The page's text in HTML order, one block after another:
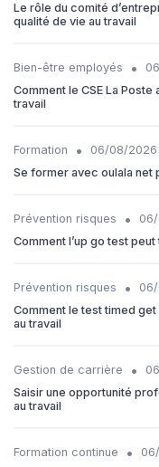
Le rôle du comité
qualité de vie au travail
Bien-être employés •
Comment le CSE La
travail
Formation •
06/08/2026
Se former avec oulala net
Prévention risques •
Comment l’up go test
Prévention risques •
Comment le test timed
au travail
Gestion de carrière •
Saisir une opportunité
au travail
Formation continue •